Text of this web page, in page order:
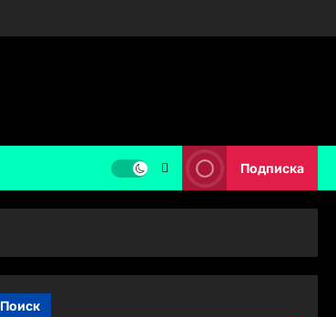
Подписка
Поиск